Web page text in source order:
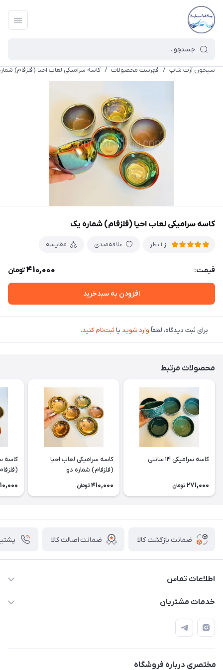
سیحون آرت شاپ / فهرست محصولات / کاسه سرامیکی لعاب احیا (فلزفام)
کاسه سرامیکی لعاب احیا (فلزفام) شماره یک
از 1 نظر علاقه‌مندی مقایسه
قیمت: 410,000تومان
افزودن به سبدخرید
برای ثبت دیدگاه، لطفاً وارد شوید یا ثبت‌نام کنید.
محصولات مرتبط
کاسه سرامیکی ۱۴ سانتی
271,000 تومان
کاسه سرامیکی لعاب احیا
(فلزفام) شماره دو
410,000 تومان
کاسه
ضمانت بازگشت کالا ضمانت اصالت کالا
اطلاعات تماس
خدمات مشتریان
📝 قوانین و مقررات
📖 راهنما
مختصری درباره فروشگاه